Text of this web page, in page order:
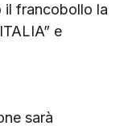
il francobollo la
e
sarà